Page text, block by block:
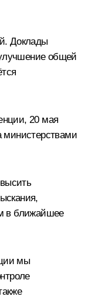
Доклады
общей
20 мая
министерствами
в ближайшее
мы